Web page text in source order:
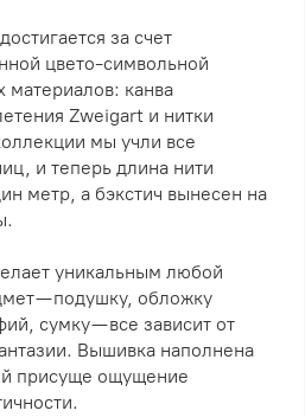
за счет
цвето-символьной
материалов: канва
Zweigart и нитки
мы учли все
и теперь длина нити
метр, а бэкстич вынесен на
уникальным любой
— подушку, обложку
сумку — все зависит от
Вышивка наполнена
присуще ощущение